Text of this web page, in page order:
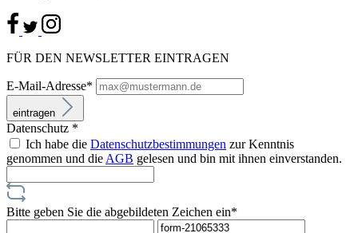
FÜR DEN NEWSLETTER EINTRAGEN
E-Mail-Adresse*
eintragen
Datenschutz *
Ich habe die Datenschutzbestimmungen zur Kenntnis
genommen und die AGB gelesen und bin mit ihnen einverstanden.
Bitte geben Sie die abgebildeten Zeichen ein*